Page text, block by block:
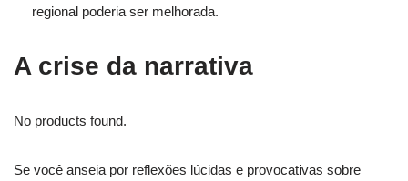
regional poderia ser melhorada.
A crise da narrativa
No products found.
Se você anseia por reflexões lúcidas e provocativas sobre